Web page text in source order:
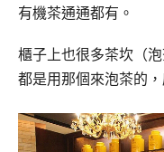
有機茶通通都有。
櫃子上也很多茶坎（
都是用那個來泡茶的